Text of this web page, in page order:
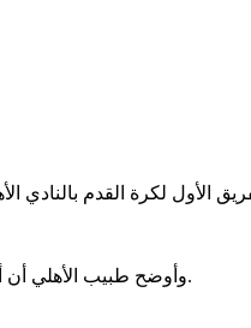
وأوضح طبيب الأهلي أن أحمد رمضان بيكهام، لاعب الفريق، شارك بشكل تدريجي في التدريبات الجماعية بعد تعافيه من إصابة بشد في العضلة الضامة.